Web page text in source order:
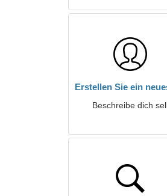
Erstellen Sie ein
Beschreibe dich